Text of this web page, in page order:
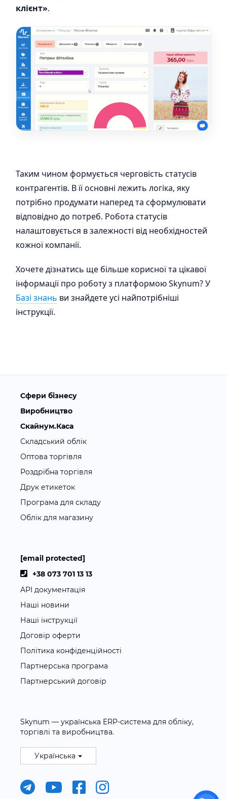
клієнт».
Таким чином формується черговість статусів
контрагентів. В її основні лежить логіка, яку
потрібно продумати наперед та сформулювати
відповідно до потреб. Робота статусів
налаштовується в залежності від необхідностей
кожної компанії.
Хочете дізнатись ще більше корисної та цікавої
інформації про роботу з платформою Skynum? У
Базі знань ви знайдете усі найпотрібніші
інструкції.
Сфери бізнесу
Виробництво
Скайнум.Каса
Складський облік
Оптова торгівля
Роздрібна торгівля
Друк етикеток
Програма для складу
Облік для магазину
[email protected]
+38 073 701 13 13
API документація
Наші новини
Наші інструкції
Договір оферти
Політика конфіденційності
Партнерська програма
Партнерський договір
Skynum — українська ERP-система для обліку,
торгівлі та виробництва.
Українська